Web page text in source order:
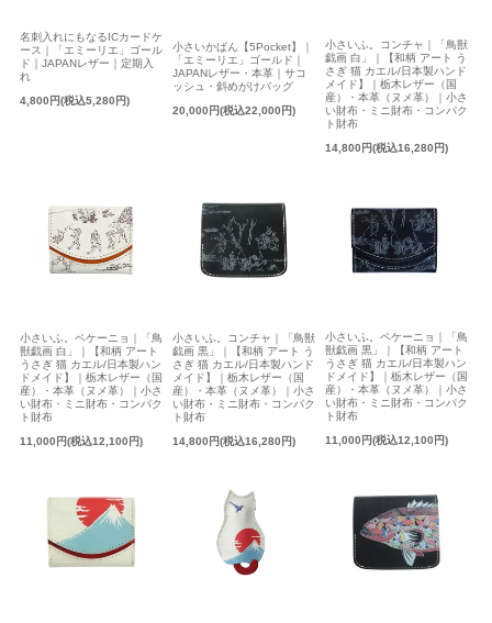
名刺入れにもなるICカードケ
ース｜「エミーリエ」ゴール
ド｜JAPANレザー｜定期入
れ
4,800円(税込5,280円)
小さいかばん【5Pocket】｜
「エミーリエ」ゴールド｜
JAPANレザー・本革｜サコ
ッシュ・斜めがけバッグ
20,000円(税込22,000円)
小さいふ。コンチャ｜「鳥獣
戯画 白」｜【和柄 アート う
さぎ 猫 カエル/日本製ハンド
メイド】｜栃木レザー（国
産）・本革（ヌメ革）｜小さ
い財布・ミニ財布・コンパク
ト財布
14,800円(税込16,280円)
小さいふ。ペケーニョ｜「鳥
獣戯画 白」｜【和柄 アート
うさぎ 猫 カエル/日本製ハン
ドメイド】｜栃木レザー（国
産）・本革（ヌメ革）｜小さ
い財布・ミニ財布・コンパク
ト財布
11,000円(税込12,100円)
小さいふ。コンチャ｜「鳥獣
戯画 黒」｜【和柄 アート う
さぎ 猫 カエル/日本製ハンド
メイド】｜栃木レザー（国
産）・本革（ヌメ革）｜小さ
い財布・ミニ財布・コンパク
ト財布
14,800円(税込16,280円)
小さいふ。ペケーニョ｜「鳥
獣戯画 黒」｜【和柄 アート
うさぎ 猫 カエル/日本製ハン
ドメイド】｜栃木レザー（国
産）・本革（ヌメ革）｜小さ
い財布・ミニ財布・コンパク
ト財布
11,000円(税込12,100円)